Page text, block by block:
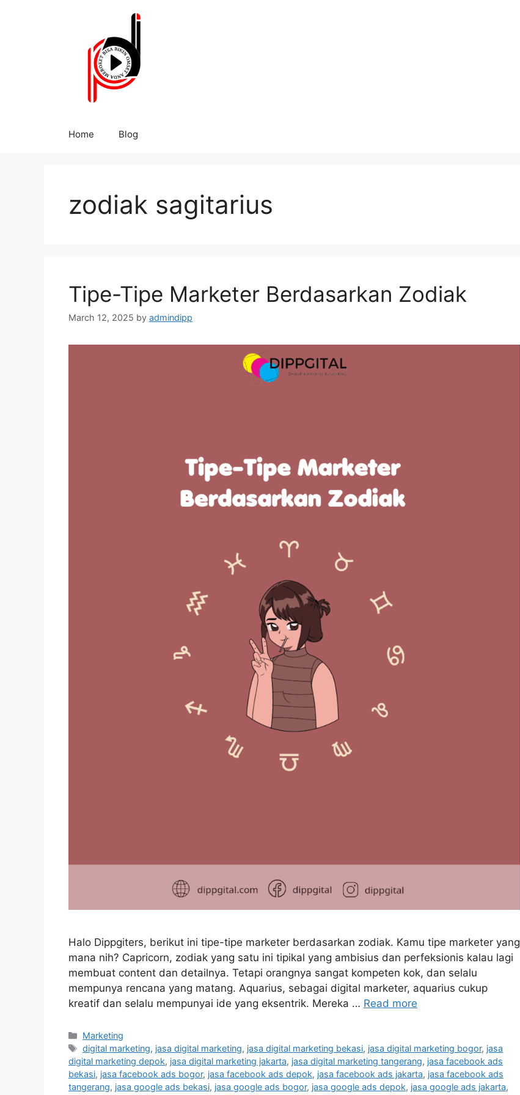
Home Blog
zodiak sagitarius
Tipe-Tipe Marketer Berdasarkan Zodiak
March 12, 2025 by admindipp
Halo Dippgiters, berikut ini tipe-tipe marketer berdasarkan zodiak. Kamu tipe marketer yang
mana nih? Capricorn, zodiak yang satu ini tipikal yang ambisius dan perfeksionis kalau lagi
membuat content dan detailnya. Tetapi orangnya sangat kompeten kok, dan selalu
mempunya rencana yang matang. Aquarius, sebagai digital marketer, aquarius cukup
kreatif dan selalu mempunyai ide yang eksentrik. Mereka … Read more
Marketing
digital marketing, jasa digital marketing, jasa digital marketing bekasi, jasa digital marketing bogor, jasa
digital marketing depok, jasa digital marketing jakarta, jasa digital marketing tangerang, jasa facebook ads
bekasi, jasa facebook ads bogor, jasa facebook ads depok, jasa facebook ads jakarta, jasa facebook ads
tangerang, jasa google ads bekasi, jasa google ads bogor, jasa google ads depok, jasa google ads jakarta,